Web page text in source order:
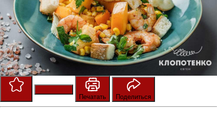
Печатать
Поделиться